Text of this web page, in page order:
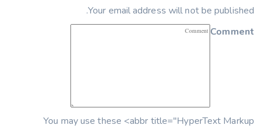
Your email address will not be published.
Comment
You may use these <abbr title="HyperText Markup